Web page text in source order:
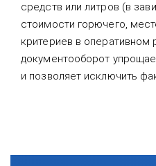
средств или литров (в
стоимости горючего,
критериев в
документооборот
и позволяет исключить